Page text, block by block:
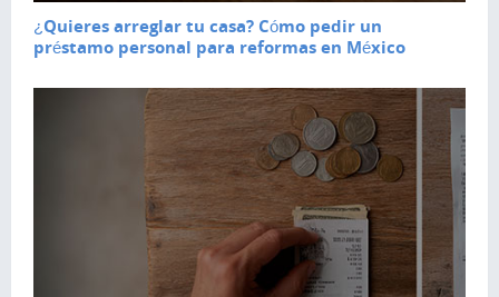
¿Quieres arreglar tu casa? Cómo pedir un
préstamo personal para reformas en México